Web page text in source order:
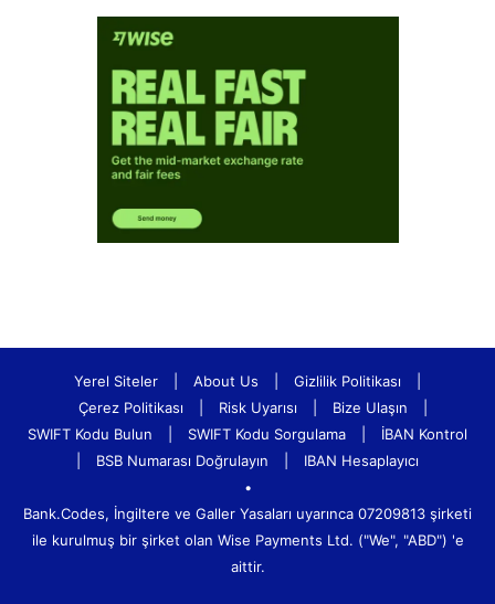
Yerel Siteler About Us Gizlilik Politikası
Çerez Politikası
Risk Uyarısı Bize Ulaşın
SWIFT Kodu Bulun
SWIFT Kodu Sorgulama
İBAN Kontrol
BSB Numarası Doğrulayın
IBAN Hesaplayıcı
•
Bank.Codes, İngiltere ve Galler Yasaları uyarınca 07209813 şirketi
ile kurulmuş bir şirket olan Wise Payments Ltd. ("We", "ABD") 'e
aittir.